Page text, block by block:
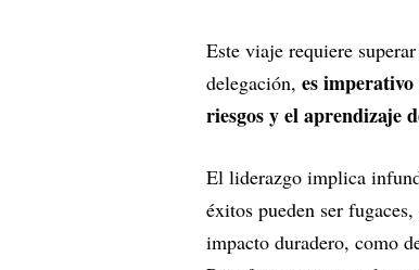
Este viaje requiere
delegación, es
riesgos y el aprendizaje
El liderazgo implica
éxitos pueden ser
impacto duradero, como